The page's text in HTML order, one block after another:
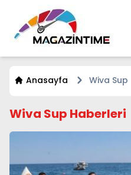
Anasayfa Wiva Sup
Wiva Sup Haberleri